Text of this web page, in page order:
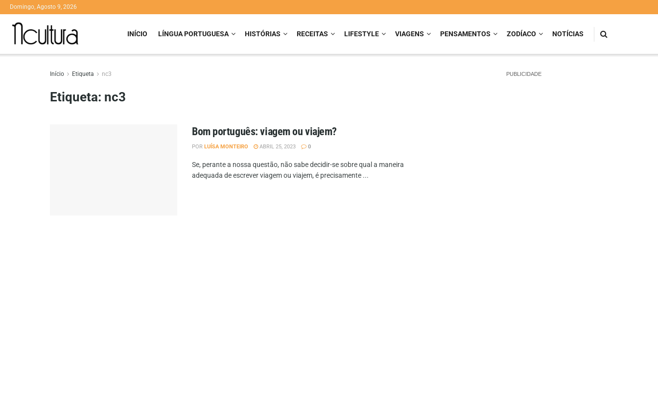
Domingo, Agosto 9, 2026
INÍCIO LÍNGUA PORTUGUESA HISTÓRIAS RECEITAS LIFESTYLE VIAGENS PENSAMENTOS ZODÍACO NOTÍCIAS
Início Etiqueta nc3
Etiqueta: nc3
Bom português: viagem ou viajem?
POR LUÍSA MONTEIRO ABRIL 25, 2023 0
Se, perante a nossa questão, não sabe decidir-se sobre qual a maneira
adequada de escrever viagem ou viajem, é precisamente ...
PUBLICIDADE